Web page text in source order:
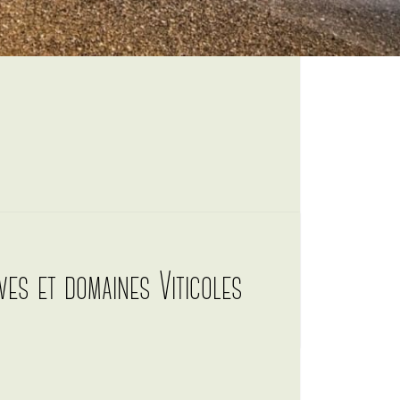
et domaines Viticoles